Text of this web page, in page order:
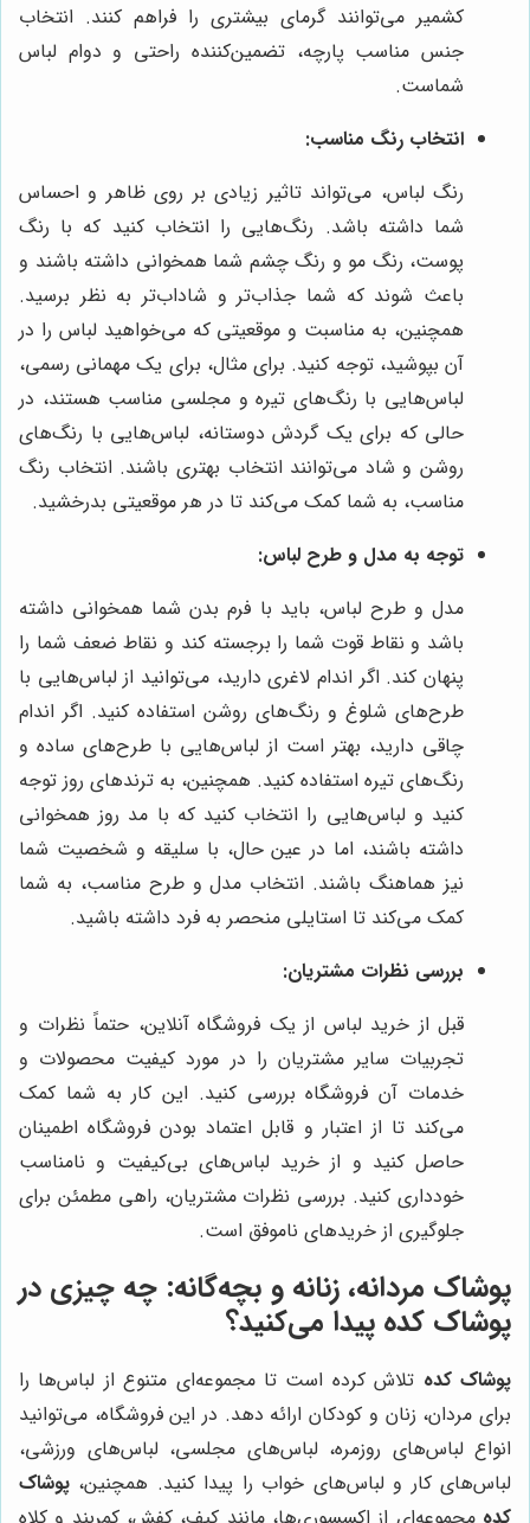
کشمیر می‌توانند گرمای بیشتری را فراهم کنند. انتخاب
جنس مناسب پارچه، تضمین‌کننده راحتی و دوام لباس
شماست.
انتخاب رنگ مناسب:
رنگ لباس، می‌تواند تاثیر زیادی بر روی ظاهر و احساس
شما داشته باشد. رنگ‌هایی را انتخاب کنید که با رنگ
پوست، رنگ مو و رنگ چشم شما همخوانی داشته باشند و
باعث شوند که شما جذاب‌تر و شاداب‌تر به نظر برسید.
همچنین، به مناسبت و موقعیتی که می‌خواهید لباس را در
آن بپوشید، توجه کنید. برای مثال، برای یک مهمانی رسمی،
لباس‌هایی با رنگ‌های تیره و مجلسی مناسب هستند، در
حالی که برای یک گردش دوستانه، لباس‌هایی با رنگ‌های
روشن و شاد می‌توانند انتخاب بهتری باشند. انتخاب رنگ
مناسب، به شما کمک می‌کند تا در هر موقعیتی بدرخشید.
توجه به مدل و طرح لباس:
مدل و طرح لباس، باید با فرم بدن شما همخوانی داشته
باشد و نقاط قوت شما را برجسته کند و نقاط ضعف شما را
پنهان کند. اگر اندام لاغری دارید، می‌توانید از لباس‌هایی با
طرح‌های شلوغ و رنگ‌های روشن استفاده کنید. اگر اندام
چاقی دارید، بهتر است از لباس‌هایی با طرح‌های ساده و
رنگ‌های تیره استفاده کنید. همچنین، به ترندهای روز توجه
کنید و لباس‌هایی را انتخاب کنید که با مد روز همخوانی
داشته باشند، اما در عین حال، با سلیقه و شخصیت شما
نیز هماهنگ باشند. انتخاب مدل و طرح مناسب، به شما
کمک می‌کند تا استایلی منحصر به فرد داشته باشید.
بررسی نظرات مشتریان:
قبل از خرید لباس از یک فروشگاه آنلاین، حتماً نظرات و
تجربیات سایر مشتریان را در مورد کیفیت محصولات و
خدمات آن فروشگاه بررسی کنید. این کار به شما کمک
می‌کند تا از اعتبار و قابل اعتماد بودن فروشگاه اطمینان
حاصل کنید و از خرید لباس‌های بی‌کیفیت و نامناسب
خودداری کنید. بررسی نظرات مشتریان، راهی مطمئن برای
جلوگیری از خریدهای ناموفق است.
پوشاک مردانه، زنانه و بچه‌گانه: چه چیزی در
پوشاک کده پیدا می‌کنید؟
پوشاک کده تلاش کرده است تا مجموعه‌ای متنوع از لباس‌ها را
برای مردان، زنان و کودکان ارائه دهد. در این فروشگاه، می‌توانید
انواع لباس‌های روزمره، لباس‌های مجلسی، لباس‌های ورزشی،
لباس‌های کار و لباس‌های خواب را پیدا کنید. همچنین، پوشاک